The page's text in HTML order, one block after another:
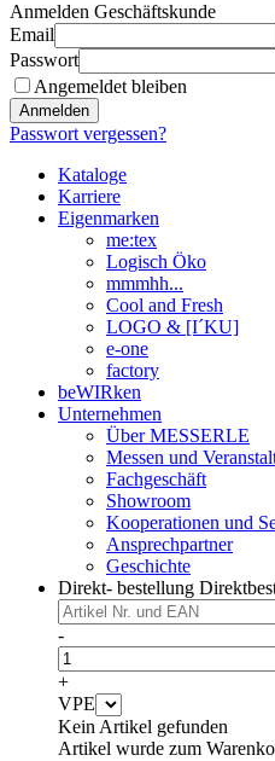
Anmelden Geschäftskunde
Email
Passwort
Angemeldet bleiben
Anmelden
Passwort vergessen?
Kataloge
Karriere
Eigenmarken
me:tex
Logisch Öko
mmmhh...
Cool and Fresh
LOGO & [I´KU]
e-one
factory
beWIRken
Unternehmen
Über MESSERLE
Messen und
Fachgeschäft
Showroom
Kooperationen und
Ansprechpartner
Geschichte
Direkt- bestellung
-
+
VPE
Kein Artikel gefunden
Artikel wurde zum